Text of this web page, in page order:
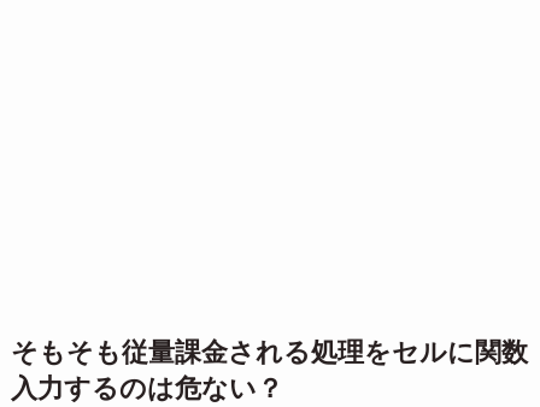
そもそも従量課金される処理をセルに関数
入力するのは危ない？